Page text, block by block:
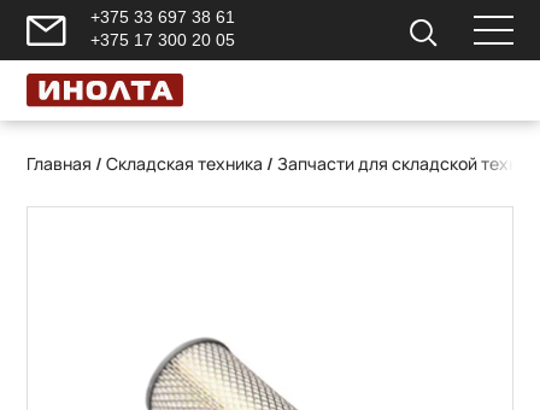
+375 33 697 38 61
+375 17 300 20 05
Главная /Складская техника /Запчасти для складской